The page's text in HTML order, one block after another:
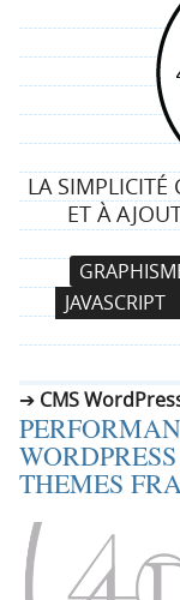
LA SIMPLICITÉ
ET À
a
t
i
o
p
a
u
c
o
JAVASCRIPT
CMS
THEMES